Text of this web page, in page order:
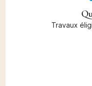
Travaux